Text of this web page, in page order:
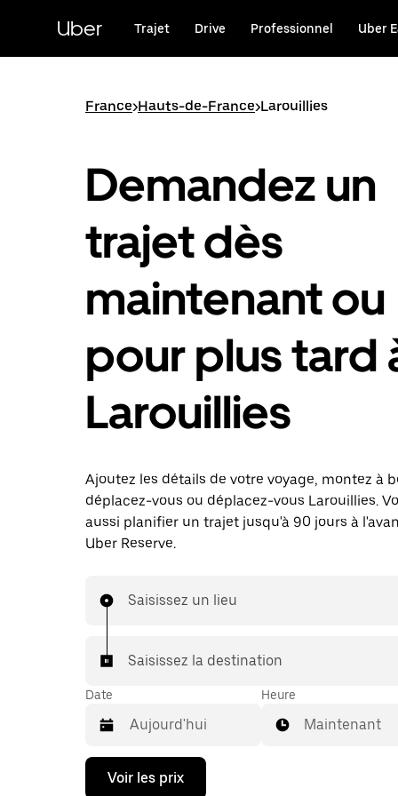
principal
Uber Trajet Drive Professionnel Uber
France>Hauts-de-France>Larouillies
Demandez un
trajet dès
maintenant ou
pour plus tard
Larouillies
Ajoutez les détails de votre voyage, montez à
déplacez-vous ou déplacez-vous Larouillies.
aussi planifier un trajet jusqu'à 90 jours à
Uber Reserve.
Saisissez un lieu
Saisissez la destination
Date
Appuyez
Heure
Maintenant
Voir les prix